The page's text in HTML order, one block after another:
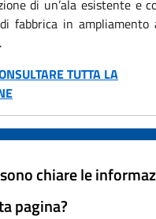
di un’ala esistente e
fabbrica in ampliamento
TUTTA LA
chiare le
pagina?